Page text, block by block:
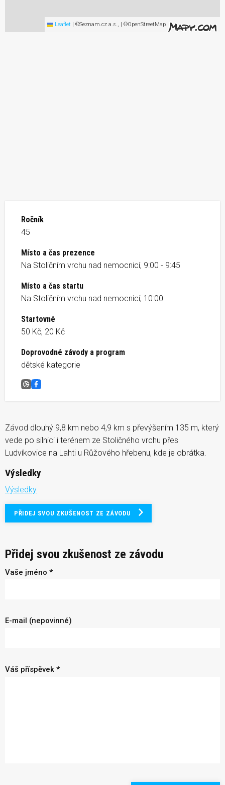
Leaflet | ©Seznam.cz a.s., | ©OpenStreetMap
Ročník
45
Místo a čas prezence
Na Stoličním vrchu nad nemocnicí, 9:00 - 9:45
Místo a čas startu
Na Stoličním vrchu nad nemocnicí, 10:00
Startovné
50 Kč, 20 Kč
Doprovodné závody a program
dětské kategorie
Běh na Lahti
Facebook
Závod dlouhý 9,8 km nebo 4,9 km s převýšením 135 m, který
vede po silnici i terénem ze Stoličného vrchu přes
Ludvíkovice na Lahti u Růžového hřebenu, kde je obrátka.
Výsledky
Výsledky
PŘIDEJ SVOU ZKUŠENOST ZE ZÁVODU
Přidej svou zkušenost ze závodu
Vaše jméno *
E-mail (nepovinné)
Váš příspěvek *